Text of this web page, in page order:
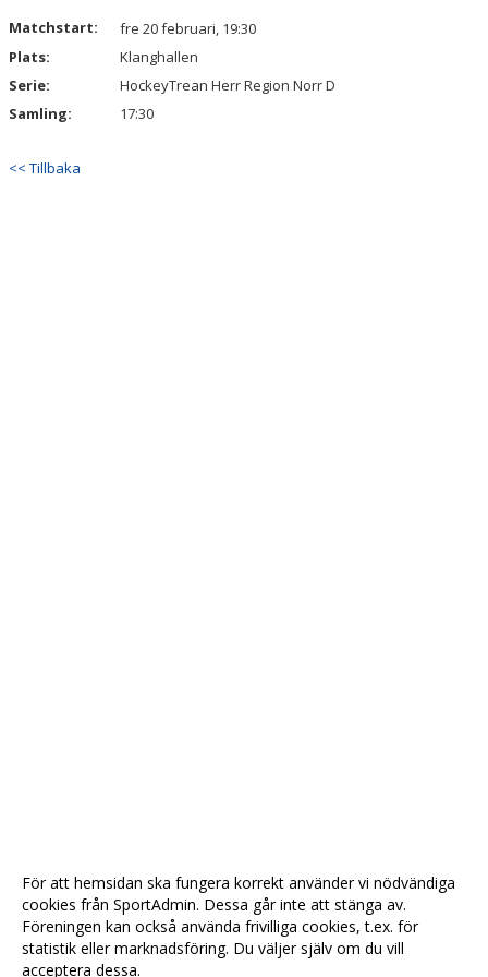
TABELL
Matchstart:
fre 20 februari, 19:30
Plats:
Klanghallen
Serie:
HockeyTrean Herr Region Norr D
Samling:
17:30
<< Tillbaka
För att hemsidan ska fungera korrekt använder vi nödvändiga
cookies från SportAdmin. Dessa går inte att stänga av.
Föreningen kan också använda frivilliga cookies, t.ex. för
statistik eller marknadsföring. Du väljer själv om du vill
acceptera dessa.